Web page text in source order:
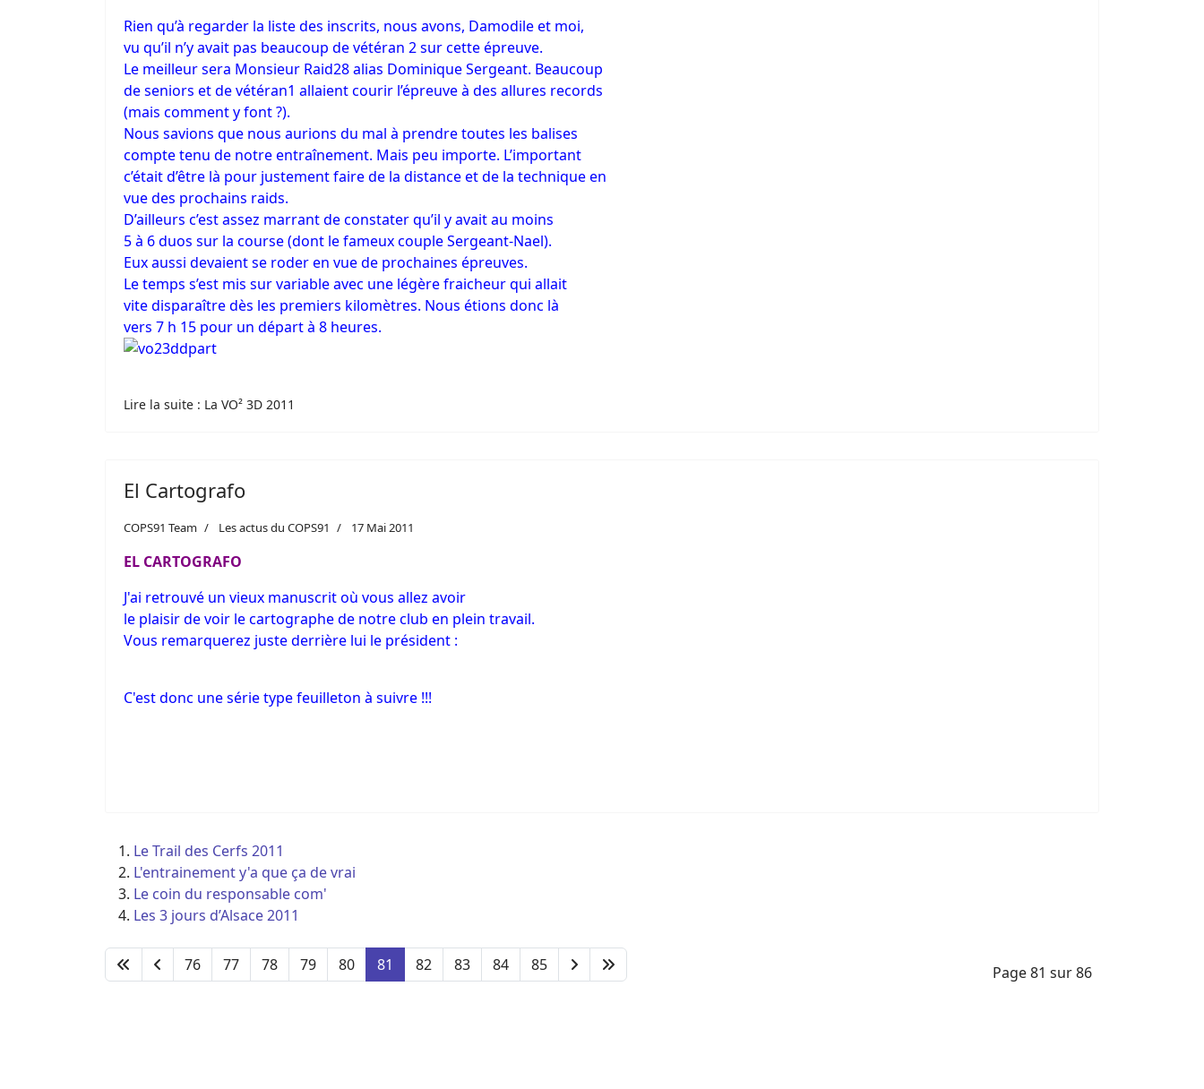
Rien qu’à regarder la liste des inscrits, nous avons, Damodile et moi,
vu qu’il n’y avait pas beaucoup de vétéran 2 sur cette épreuve.
Le meilleur sera Monsieur Raid28 alias Dominique Sergeant. Beaucoup
de seniors et de vétéran1 allaient courir l’épreuve à des allures records
(mais comment y font ?).
Nous savions que nous aurions du mal à prendre toutes les balises
compte tenu de notre entraînement. Mais peu importe. L’important
c’était d’être là pour justement faire de la distance et de la technique en
vue des prochains raids.
D’ailleurs c’est assez marrant de constater qu’il y avait au moins
5 à 6 duos sur la course (dont le fameux couple Sergeant-Nael).
Eux aussi devaient se roder en vue de prochaines épreuves.
Le temps s’est mis sur variable avec une légère fraicheur qui allait
vite disparaître dès les premiers kilomètres. Nous étions donc là
vers 7 h 15 pour un départ à 8 heures.
Lire la suite : La VO² 3D 2011
El Cartografo
COPS91 Team Les actus du COPS91 17 Mai 2011
EL CARTOGRAFO
J'ai retrouvé un vieux manuscrit où vous allez avoir
le plaisir de voir le cartographe de notre club en plein travail.
Vous remarquerez juste derrière lui le président :
C'est donc une série type feuilleton à suivre !!!
Le Trail des Cerfs 2011
L'entrainement y'a que ça de vrai
Le coin du responsable com'
Les 3 jours d’Alsace 2011
Page 81 sur 86
76 77 78 79 80 81 82 83 84 85